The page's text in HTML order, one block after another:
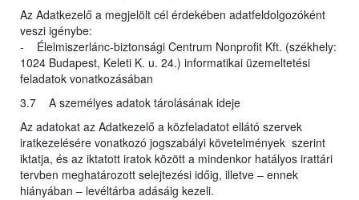
Az Adatkezelő a megjelölt cél érdekében adatfeldolgozóként
veszi igénybe:
- Élelmiszerlánc-biztonsági Centrum Nonprofit Kft. (székhely:
1024 Budapest, Keleti K. u. 24.) informatikai üzemeltetési
feladatok vonatkozásában
3.7 A személyes adatok tárolásának ideje
Az adatokat az Adatkezelő a közfeladatot ellátó szervek
iratkezelésére vonatkozó jogszabályi követelmények szerint
iktatja, és az iktatott iratok között a mindenkor hatályos irattári
tervben meghatározott selejtezési időig, illetve – ennek
hiányában – levéltárba adásáig kezeli.